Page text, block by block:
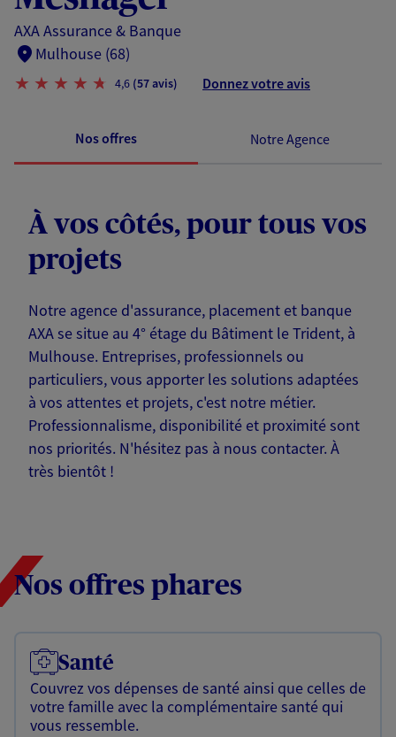
AXA Assurance & Banque
Mulhouse (68)
4,6 (57 avis) Donnez votre avis
Nos offres Notre Agence
À vos côtés, pour tous vos
projets
Notre agence d'assurance, placement et banque
AXA se situe au 4° étage du Bâtiment le Trident, à
Mulhouse. Entreprises, professionnels ou
particuliers, vous apporter les solutions adaptées
à vos attentes et projets, c'est notre métier.
Professionnalisme, disponibilité et proximité sont
nos priorités. N'hésitez pas à nous contacter. À
très bientôt !
Nos offres phares
Santé
Couvrez vos dépenses de santé ainsi que celles de
votre famille avec la complémentaire santé qui
vous ressemble.